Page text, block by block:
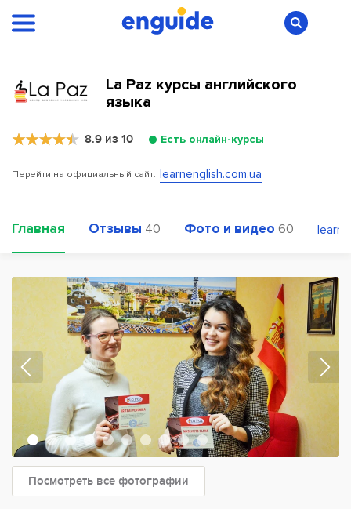
La Paz курсы английского
языка
8.9 из 10 Есть онлайн-курсы
Перейти на официальный сайт: learnenglish.com.ua
Главная Отзывы 40 Фото и видео 60
Посмотреть все фотографии